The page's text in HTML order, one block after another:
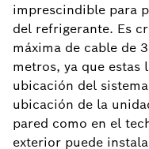
imprescindible para
del refrigerante. Es
máxima de cable de
metros, ya que
ubicación del
ubicación de la
pared como en el
exterior puede